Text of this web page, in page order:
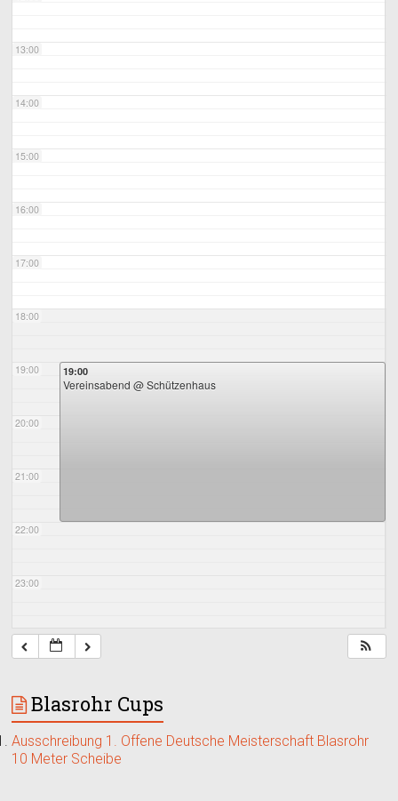
13:00
14:00
15:00
16:00
17:00
18:00
19:00
20:00
21:00
22:00
23:00
19:00
Vereinsabend@ Schützenhaus
Blasrohr Cups
Ausschreibung 1. Offene Deutsche Meisterschaft Blasrohr
10 Meter Scheibe